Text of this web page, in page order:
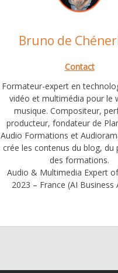
Bruno de
Contact
Formateur-expert en
vidéo et multimédia pour le
musique. Compositeur,
producteur, fondateur de
Audio Formations et
crée les contenus du blog, du
des formations.
Audio & Multimedia Expert
2023 – France (AI Business